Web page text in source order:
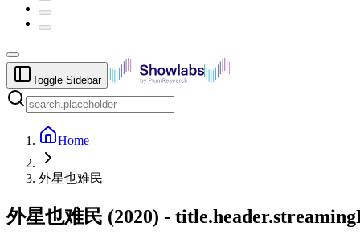
Toggle Sidebar
Home
外星也难民
外星也难民 (2020) -